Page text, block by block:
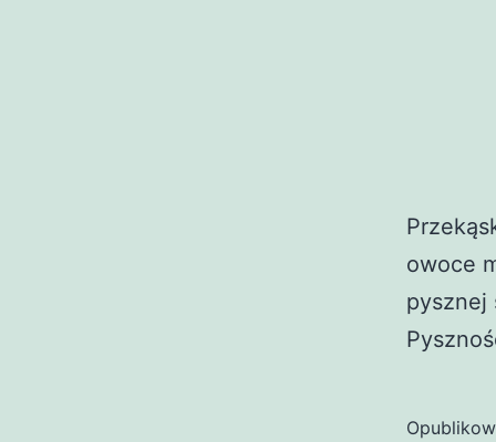
owoce
pysznej